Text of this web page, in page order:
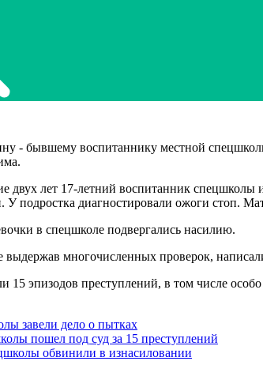
- бывшему воспитаннику местной
двух лет 17-летний воспитанник
подростка диагностировали ожоги стоп.
в спецшколе подвергались насилию.
выдержав многочисленных проверок,
эпизодов преступлений, в том числе
завели дело о пытках
пошел под суд за 15 преступлений
обвинили в изнасиловании